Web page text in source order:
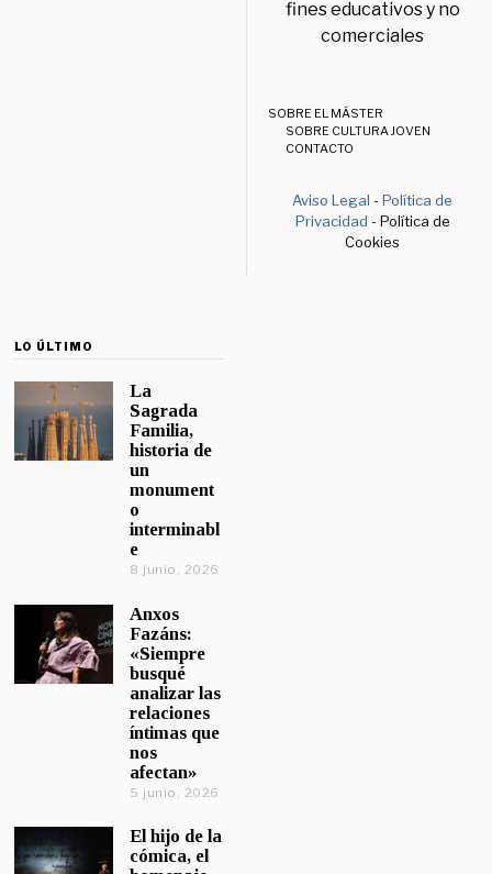
fines educativos y no
comerciales
SOBRE EL MÁSTER
SOBRE CULTURA JOVEN
CONTACTO
Aviso Legal -Política de
Privacidad - Política de
Cookies
LO ÚLTIMO
La
Sagrada
Familia,
historia de
un
monument
o
interminabl
e
8 junio, 2026
Anxos
Fazáns:
«Siempre
busqué
analizar las
relaciones
íntimas que
nos
afectan»
5 junio, 2026
El hijo de la
cómica, el